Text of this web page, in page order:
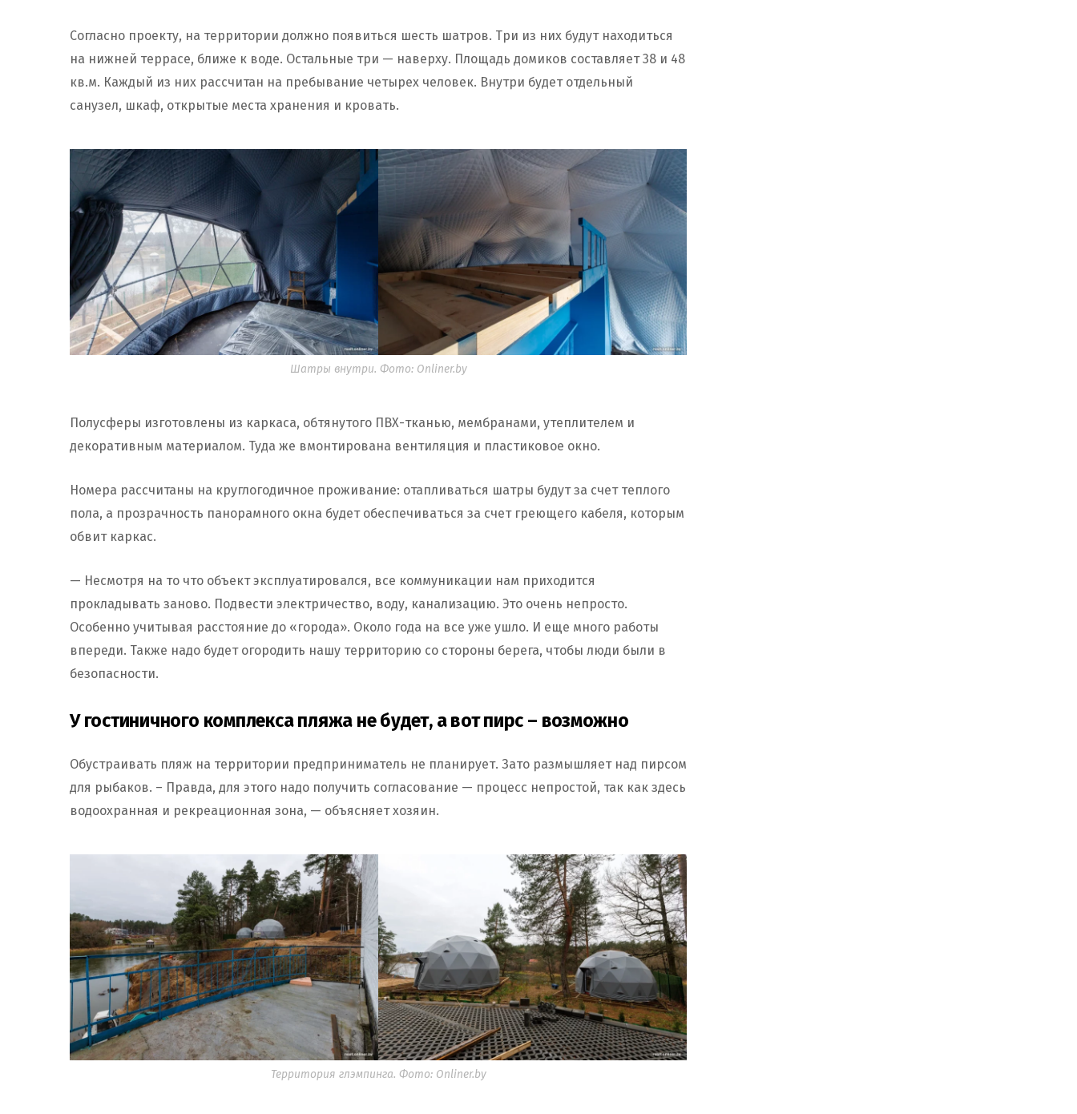
Согласно проекту, на территории должно появиться шесть шатров. Три из них будут находиться
на нижней террасе, ближе к воде. Остальные три — наверху. Площадь домиков составляет 38 и 48
кв.м. Каждый из них рассчитан на пребывание четырех человек. Внутри будет отдельный
санузел, шкаф, открытые места хранения и кровать.
Шатры внутри. Фото: Onliner.by
Полусферы изготовлены из каркаса, обтянутого ПВХ-тканью, мембранами, утеплителем и
декоративным материалом. Туда же вмонтирована вентиляция и пластиковое окно.
Номера рассчитаны на круглогодичное проживание: отапливаться шатры будут за счет теплого
пола, а прозрачность панорамного окна будет обеспечиваться за счет греющего кабеля, которым
обвит каркас.
— Несмотря на то что объект эксплуатировался, все коммуникации нам приходится
прокладывать заново. Подвести электричество, воду, канализацию. Это очень непросто.
Особенно учитывая расстояние до «города». Около года на все уже ушло. И еще много работы
впереди. Также надо будет огородить нашу территорию со стороны берега, чтобы люди были в
безопасности.
У гостиничного комплекса пляжа не будет, а вот пирс – возможно
Обустраивать пляж на территории предприниматель не планирует. Зато размышляет над пирсом
для рыбаков. – Правда, для этого надо получить согласование — процесс непростой, так как здесь
водоохранная и рекреационная зона, — объясняет хозяин.
Территория глэмпинга. Фото: Onliner.by